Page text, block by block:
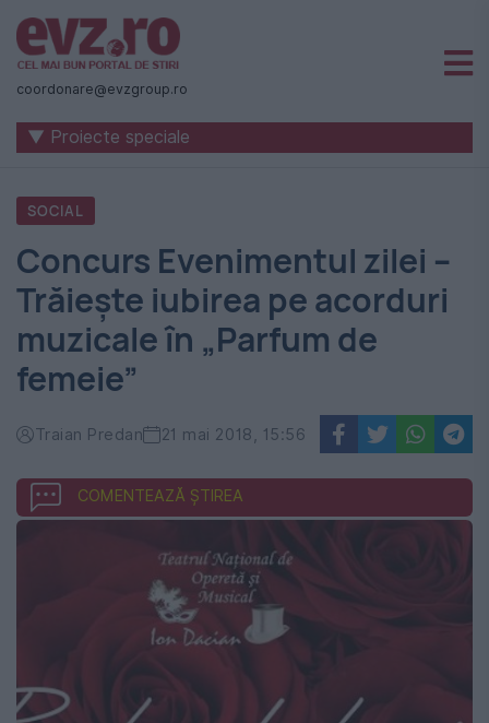
Știri
naționale
internaționale
România
-
Evenimentul
Zilei
coordonare@evzgroup.ro
▼ Proiecte speciale
SOCIAL
Concurs Evenimentul zilei –
Trăiește iubirea pe acorduri
muzicale în „Parfum de
femeie”
Traian Predan 21 mai 2018, 15:56
COMENTEAZĂ ȘTIREA